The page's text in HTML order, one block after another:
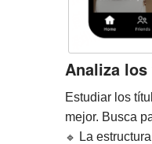
Analiza
Estudiar los
mejor. Busca
🔹 La